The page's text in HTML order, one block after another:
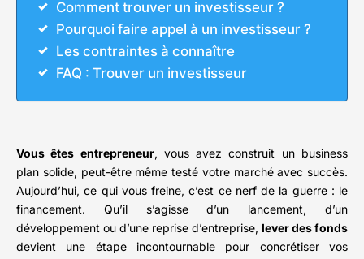
Comment trouver un investisseur ?
Pourquoi faire appel à un investisseur ?
Les contraintes à connaître
FAQ : Trouver un investisseur
Vous êtes entrepreneur, vous avez construit un business
plan solide, peut-être même testé votre marché avec succès.
Aujourd’hui, ce qui vous freine, c’est ce nerf de la guerre : le
financement. Qu’il s’agisse d’un lancement, d’un
développement ou d’une reprise d’entreprise, lever des fonds
devient une étape incontournable pour concrétiser vos